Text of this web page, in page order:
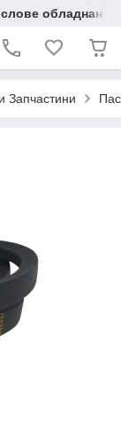
обладнання
Запчастини